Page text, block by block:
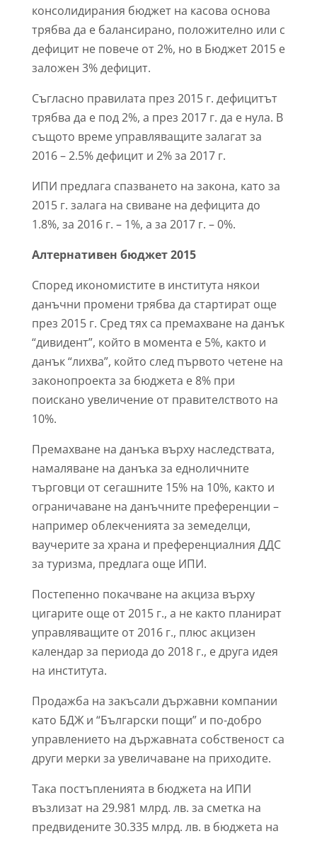
консолидирания бюджет на касова основа
трябва да е балансирано, положително или с
дефицит не повече от 2%, но в Бюджет 2015 е
заложен 3% дефицит.
Съгласно правилата през 2015 г. дефицитът
трябва да е под 2%, а през 2017 г. да е нула. В
същото време управляващите залагат за
2016 – 2.5% дефицит и 2% за 2017 г.
ИПИ предлага спазването на закона, като за
2015 г. залага на свиване на дефицита до
1.8%, за 2016 г. – 1%, а за 2017 г. – 0%.
Алтернативен бюджет 2015
Според икономистите в института някои
данъчни промени трябва да стартират още
през 2015 г. Сред тях са премахване на данък
“дивидент”, който в момента е 5%, както и
данък “лихва”, който след първото четене на
законопроекта за бюджета е 8% при
поискано увеличение от правителството на
10%.
Премахване на данъка върху наследствата,
намаляване на данъка за едноличните
търговци от сегашните 15% на 10%, както и
ограничаване на данъчните преференции –
например облекченията за земеделци,
ваучерите за храна и преференциалния ДДС
за туризма, предлага още ИПИ.
Постепенно покачване на акциза върху
цигарите още от 2015 г., а не както планират
управляващите от 2016 г., плюс акцизен
календар за периода до 2018 г., е друга идея
на института.
Продажба на закъсали държавни компании
като БДЖ и “Български пощи” и по-добро
управлението на държавната собственост са
други мерки за увеличаване на приходите.
Така постъпленията в бюджета на ИПИ
възлизат на 29.981 млрд. лв. за сметка на
предвидените 30.335 млрд. лв. в бюджета на